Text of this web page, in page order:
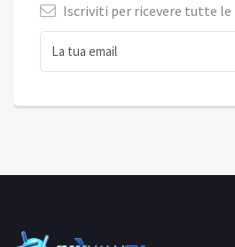
Iscriviti per ricevere tutte